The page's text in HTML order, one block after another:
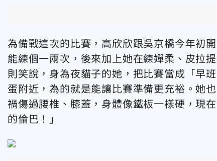
為備戰這次的比賽，高欣欣跟吳京橋今年初
能練個一兩次，後來加上她在練嬋柔、皮拉
則笑說，身為夜貓子的她，把比賽當成「早
蛋附近，為的就是能讓比賽準備更充裕。她
禍傷過腰椎、膝蓋，身體像鐵板一樣硬，現
的倫巴！」